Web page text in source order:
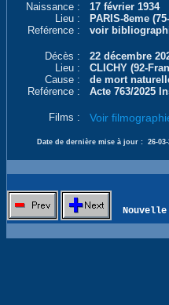
Naissance :
17 février 1934
Lieu :
PARIS-8eme
Reférence :
voir
Décès :
22 décembre
Lieu :
CLICHY (92-
Cause :
de mort
Reférence :
Acte 763/2025
Films : Voir
Date de dernière mise à jour : 26-